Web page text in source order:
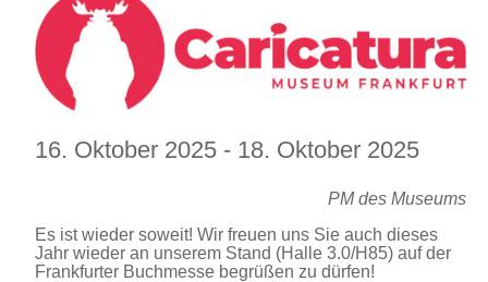
16. Oktober 2025 - 18. Oktober 2025
PM des Museums
Es ist wieder soweit! Wir freuen uns Sie auch dieses
Jahr wieder an unserem Stand (Halle 3.0/H85) auf der
Frankfurter Buchmesse begrüßen zu dürfen!